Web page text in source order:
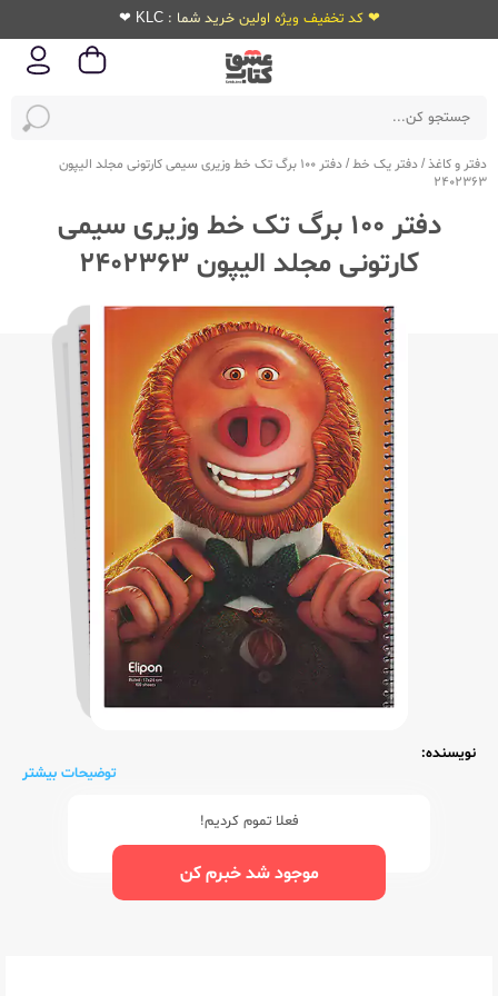
❤ کد تخفیف ویژه اولین خرید شما : KLC ❤
دفتر و کاغذ/دفتر یک خط/
دفتر 100 برگ تک خط وزیری سیمی کارتونی مجلد الیپون
2402363
دفتر 100 برگ تک خط وزیری سیمی
کارتونی مجلد الیپون 2402363
نویسنده:
توضیحات بیشتر
فعلا تموم کردیم!
موجود شد خبرم کن